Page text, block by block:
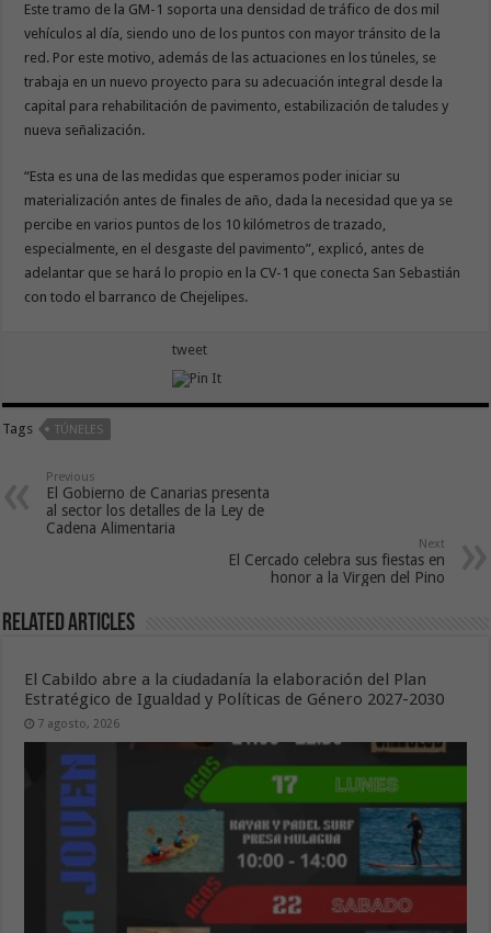
Este tramo de la GM-1 soporta una densidad de tráfico de dos mil
vehículos al día, siendo uno de los puntos con mayor tránsito de la
red. Por este motivo, además de las actuaciones en los túneles, se
trabaja en un nuevo proyecto para su adecuación integral desde la
capital para rehabilitación de pavimento, estabilización de taludes y
nueva señalización.
“Esta es una de las medidas que esperamos poder iniciar su
materialización antes de finales de año, dada la necesidad que ya se
percibe en varios puntos de los 10 kilómetros de trazado,
especialmente, en el desgaste del pavimento”, explicó, antes de
adelantar que se hará lo propio en la CV-1 que conecta San Sebastián
con todo el barranco de Chejelipes.
tweet
Tags TÚNELES
Previous
El Gobierno de Canarias presenta
al sector los detalles de la Ley de
Cadena Alimentaria
Next
El Cercado celebra sus fiestas en
honor a la Virgen del Pino
Related Articles
El Cabildo abre a la ciudadanía la elaboración del Plan
Estratégico de Igualdad y Políticas de Género 2027-2030
7 agosto, 2026